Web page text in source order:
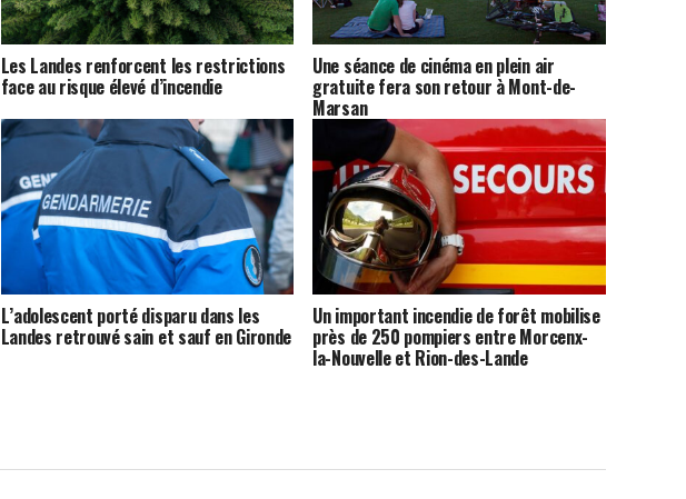
Les Landes renforcent les restrictions
face au risque élevé d’incendie
Une séance de cinéma en plein air
gratuite fera son retour à Mont-de-
Marsan
L’adolescent porté disparu dans les
Landes retrouvé sain et sauf en Gironde
Un important incendie de forêt mobilise
près de 250 pompiers entre Morcenx-
la-Nouvelle et Rion-des-Lande